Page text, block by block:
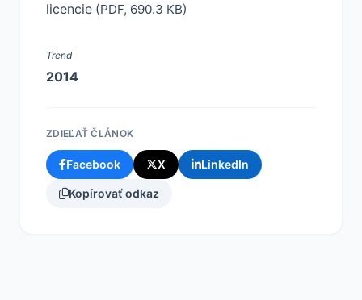
licencie (PDF, 690.3 KB)
Trend
2014
ZDIEĽAŤ ČLÁNOK
Facebook X LinkedIn
Kopírovať odkaz